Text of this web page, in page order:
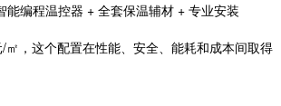
能编程温控器 + 全套保温辅材 + 专业安装
，这个配置在性能、安全、能耗和成本间取得